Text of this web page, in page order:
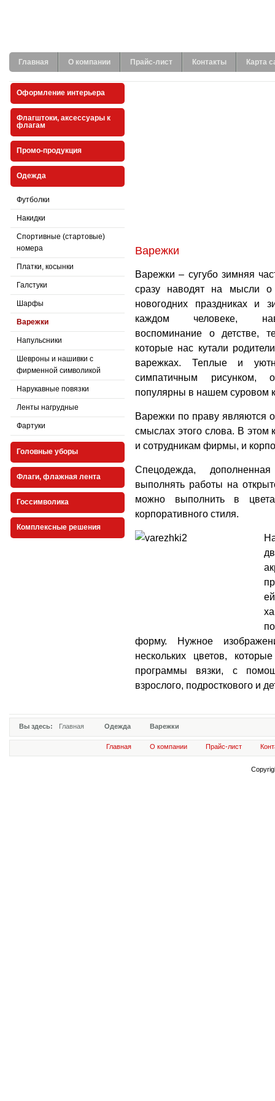
Главная О компании Прайс-лист Контакты Карта
Варежки
Варежки – сугубо зимняя
сразу наводят на мысли о
новогодних праздниках и
каждом человеке,
воспоминание о детстве,
которые нас кутали
варежках. Теплые и
симпатичным рисунком,
популярны в нашем суровом
Варежки по праву являются
смыслах этого слова. В этом
и сотрудникам фирмы, и
Спецодежда,
выполнять работы на
можно выполнить в
корпоративного стиля.
форму. Нужное
нескольких цветов,
программы вязки, с
взрослого, подросткового и
Оформление интерьера
Флагштоки, аксессуары к
флагам
Промо-продукция
Одежда
Футболки
Накидки
Спортивные (стартовые)
номера
Платки, косынки
Галстуки
Шарфы
Варежки
Напульсники
Шевроны и нашивки с
фирменной символикой
Нарукавные повязки
Ленты нагрудные
Фартуки
Головные уборы
Флаги, флажная лента
Госсимволика
Комплексные решения
Вы здесь: Главная Одежда Варежки
Главная О компании Прайс-лист